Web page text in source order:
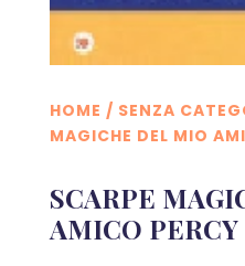
HOME / SENZA
MAGICHE DEL MIO
SCARPE
AMICO PERCY